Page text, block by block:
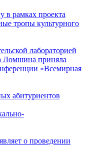
в рамках проекта
тропы культурного
лабораторией
Ломшина приняла
«Всемирная
абитуриентов
о проведении